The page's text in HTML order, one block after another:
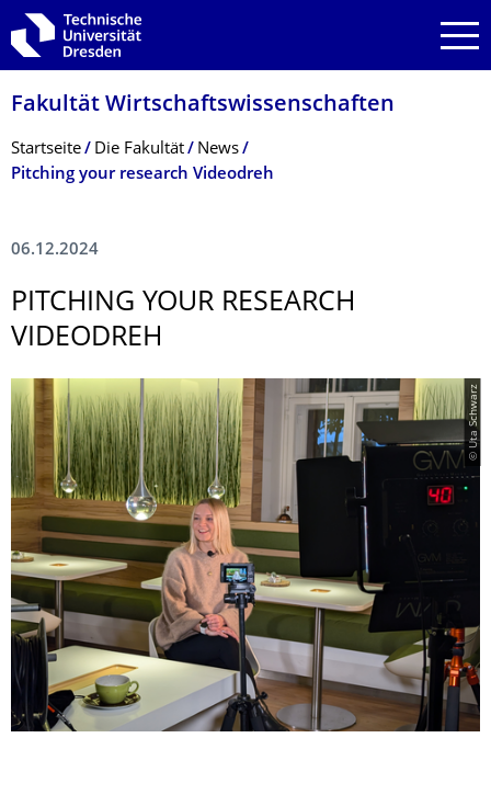
Zur Hauptnavigation springen
Zur Suche springen
Zum Inhalt springen
Fakultät Wirtschaftswissen­schaften
Breadcrumb-Menü
Startseite Die Fakultät
News
Pitching your research Videodreh
06.12.2024
PITCHING YOUR RESEARCH
VIDEODREH
© Uta Schwarz